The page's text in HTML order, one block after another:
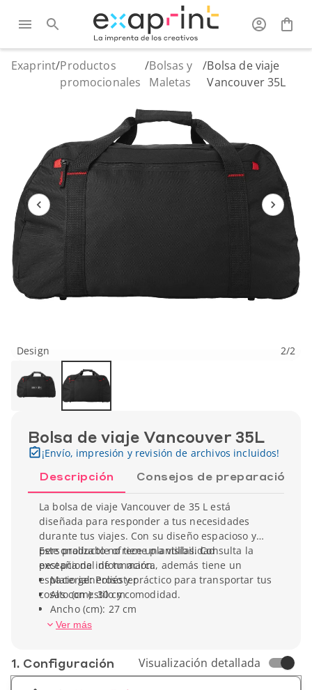
Exaprint/Productos
promocionales
/Bolsas y
Maletas
/Bolsa de viaje
Vancouver 35L
Design 2/2
Bolsa de viaje Vancouver 35L
¡Envío, impresión y revisión de archivos incluidos!
Descripción Consejos de preparación
La bolsa de viaje Vancouver de 35 L está
diseñada para responder a tus necesidades
durante tus viajes. Con su diseño espacioso y
personalizable ofrece una visibilidad
excepcional de tu marca, además tiene un
espacio generoso y práctico para transportar tus
cosas con estilo y comodidad.
Este producto no tiene plantillas. Consulta la
pestaña de información.
Material: Poliéster
Alto (cm): 30 cm
Ancho (cm): 27 cm
Profundidad (cm): 53 cm
Ver más
1. Conf­iguración Visualización detallada